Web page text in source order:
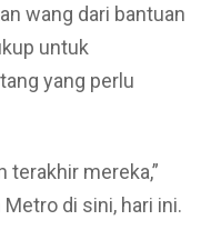
wang dari bantuan
untuk
yang perlu
terakhir mereka,”
di sini, hari ini.